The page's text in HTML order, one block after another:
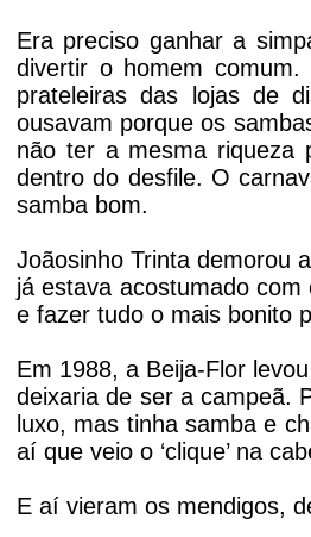
Era preciso ganhar a
divertir o homem
prateleiras das lojas de
ousavam porque os
não ter a mesma riqueza
dentro do desfile. O
samba bom.
Joãosinho Trinta demorou
já estava acostumado
e fazer tudo o mais bonito
Em 1988, a Beija-Flor
deixaria de ser a campeã.
luxo, mas tinha samba e
aí que veio o ‘clique’ na
E aí vieram os mendigos,